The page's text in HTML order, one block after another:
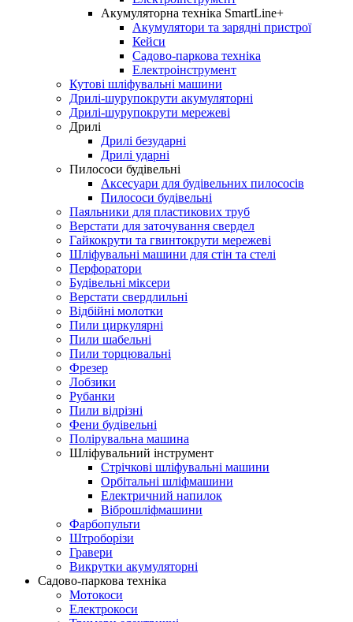
Акумуляторна техніка SmartLine+
Акумулятори та зарядні пристрої
Кейси
Садово-паркова техніка
Електроінструмент
Кутові шліфувальні машини
Дрилі-шурупокрути акумуляторні
Дрилі-шурупокрути мережеві
Дрилі
Дрилі безударні
Дрилі ударні
Пилососи будівельні
Аксесуари для будівельних пилососів
Пилососи будівельні
Паяльники для пластикових труб
Верстати для заточування свердел
Гайкокрути та гвинтокрути мережеві
Шлiфувальнi машини для стiн та стелi
Перфоратори
Будівельні міксери
Верстати свердлильні
Bідбійні молотки
Пили циркулярні
Пили шабельні
Пили торцювальні
Фрезер
Лобзики
Рубанки
Пили відрізні
Фени будівельні
Полірувальна машина
Шліфувальний інструмент
Cтрічкові шліфувальні машини
Орбітальні шліфмашини
Електричний напилок
Віброшліфмашини
Фарбопульти
Штроборізи
Гравери
Викрутки акумуляторні
Садово-паркова техніка
Мотокоси
Електрокоси